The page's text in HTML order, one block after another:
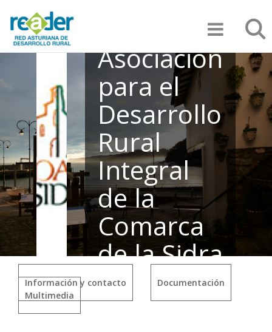
contenido
principal
Asociación
para el
Desarrollo
Rural
Integral
de la
Comarca
de la Sidra
Información y contacto
Documentación
Multimedia